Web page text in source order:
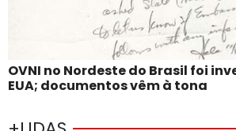
OVNI no Nordeste do Brasil foi
EUA; documentos vêm à tona